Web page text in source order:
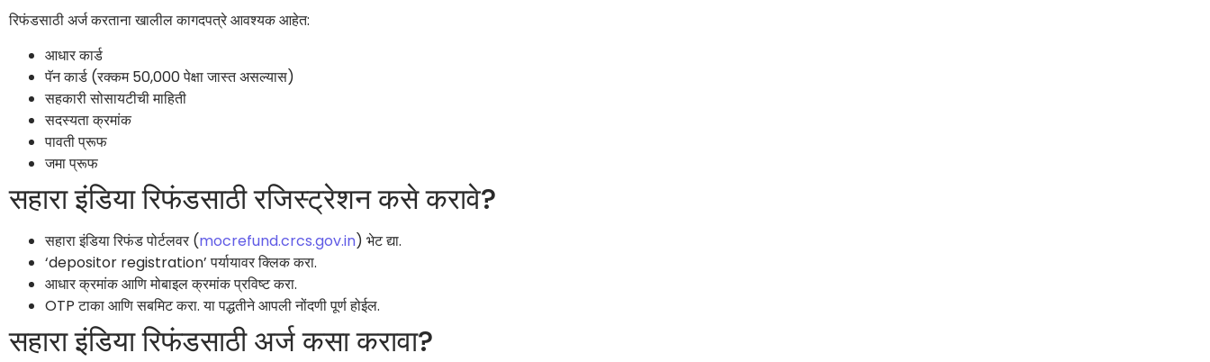
रिफंडसाठी अर्ज करताना खालील कागदपत्रे आवश्यक आहेत:
आधार कार्ड
पॅन कार्ड (रक्कम 50,000 पेक्षा जास्त असल्यास)
सहकारी सोसायटीची माहिती
सदस्यता क्रमांक
पावती प्रूफ
जमा प्रूफ
सहारा इंडिया रिफंडसाठी रजिस्ट्रेशन कसे करावे?
सहारा इंडिया रिफंड पोर्टलवर (mocrefund.crcs.gov.in) भेट द्या.
‘depositor registration’ पर्यायावर क्लिक करा.
आधार क्रमांक आणि मोबाइल क्रमांक प्रविष्ट करा.
OTP टाका आणि सबमिट करा. या पद्धतीने आपली नोंदणी पूर्ण होईल.
सहारा इंडिया रिफंडसाठी अर्ज कसा करावा?